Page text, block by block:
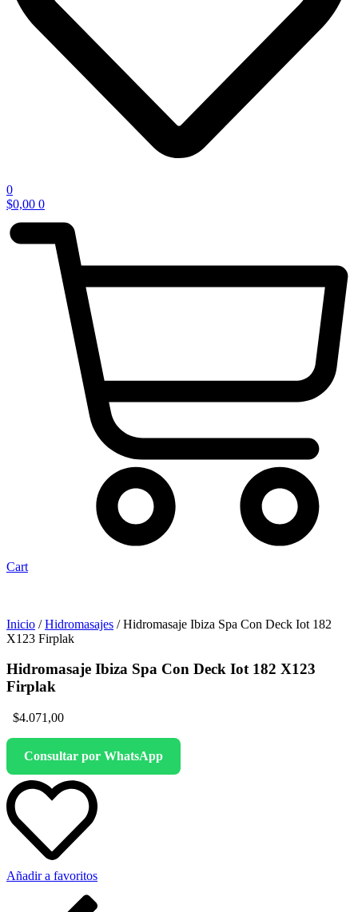
0
$0,00 0
Cart
Inicio /Hidromasajes / Hidromasaje Ibiza Spa Con Deck Iot 182
X123 Firplak
Hidromasaje Ibiza Spa Con Deck Iot 182 X123
Firplak
$4.071,00
Consultar por WhatsApp
Añadir a favoritos